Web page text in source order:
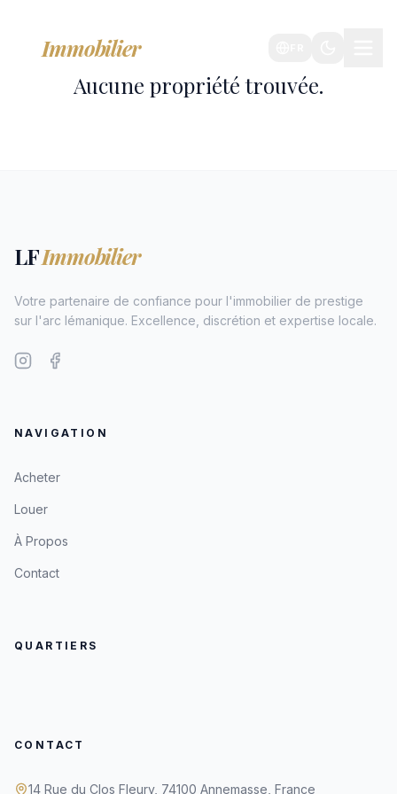
Immobilier
Aucune propriété trouvée.
LFImmobilier
Votre partenaire de confiance pour l'immobilier de prestige
sur l'arc lémanique. Excellence, discrétion et expertise locale.
NAVIGATION
Acheter
Louer
À Propos
Contact
QUARTIERS
CONTACT
14 Rue du Clos Fleury, 74100 Annemasse, France